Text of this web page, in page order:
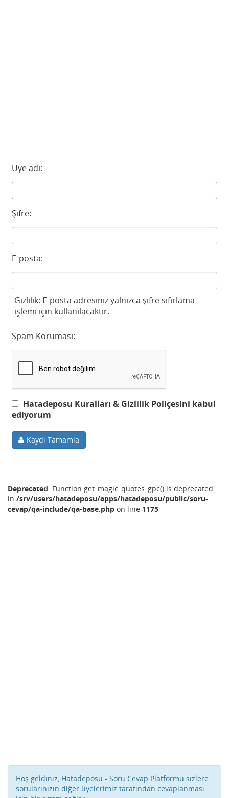
Üye adı:
Şifre:
E-posta:
Gizlilik: E-posta adresiniz yalnızca şifre sıfırlama
işlemi için kullanılacaktır.
Spam Koruması:
Hatadeposu Kuralları & Gizlilik Poliçesini kabul
ediyorum
Kaydı Tamamla
Deprecated: Function get_magic_quotes_gpc() is deprecated
in /srv/users/hatadeposu/apps/hatadeposu/public/soru-
cevap/qa-include/qa-base.php on line 1175
Hoş geldiniz, Hatadeposu - Soru Cevap Platformu sizlere
sorularınızın diğer üyelerimiz tarafından cevaplanması